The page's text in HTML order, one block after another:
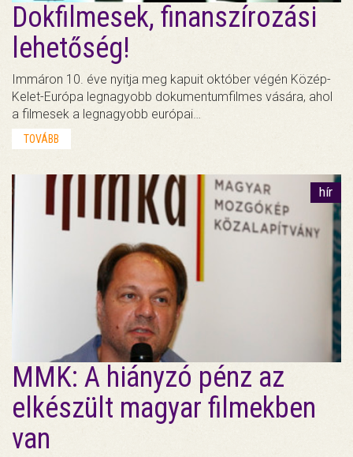
Dokfilmesek, finanszírozási
lehetőség!
Immáron 10. éve nyitja meg kapuit október végén Közép-
Kelet-Európa legnagyobb dokumentumfilmes vására, ahol
a filmesek a legnagyobb európai…
TOVÁBB
hír
MMK: A hiányzó pénz az
elkészült magyar filmekben
van